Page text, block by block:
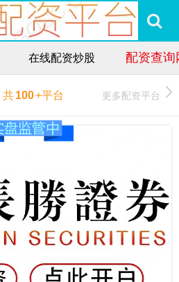
在线配资炒股 配资查询
共100+平台 更多配资平台